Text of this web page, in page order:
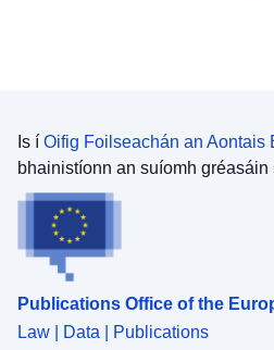
Is í Oifig Foilseachán an Aontais
bhainistíonn an suíomh gréasáin
Publications Office of the
Law | Data | Publications